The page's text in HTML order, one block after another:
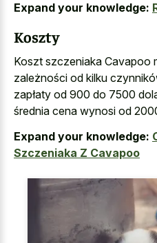
Expand your knowledge:
Koszty
Koszt szczeniaka Cavapoo
zależności od kilku
zapłaty od 900 do 7500
średnia cena wynosi od
Expand your knowledge:
Szczeniaka Z Cavapoo